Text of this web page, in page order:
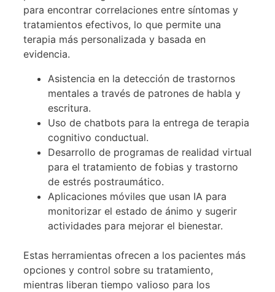
para encontrar correlaciones entre síntomas y
tratamientos efectivos, lo que permite una
terapia más personalizada y basada en
evidencia.
Asistencia en la detección de trastornos
mentales a través de patrones de habla y
escritura.
Uso de chatbots para la entrega de terapia
cognitivo conductual.
Desarrollo de programas de realidad virtual
para el tratamiento de fobias y trastorno
de estrés postraumático.
Aplicaciones móviles que usan IA para
monitorizar el estado de ánimo y sugerir
actividades para mejorar el bienestar.
Estas herramientas ofrecen a los pacientes más
opciones y control sobre su tratamiento,
mientras liberan tiempo valioso para los